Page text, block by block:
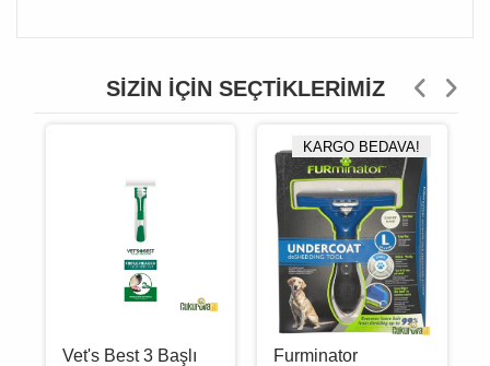
SIZIN İÇIN SEÇTIKLERIMIZ
Vet's Best 3 Başlı
KARGO BEDAVA!
Furminator